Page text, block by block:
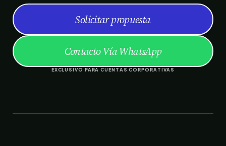
Solicitar propuesta
Contacto Vía WhatsApp
EXCLUSIVO PARA CUENTAS CORPORATIVAS